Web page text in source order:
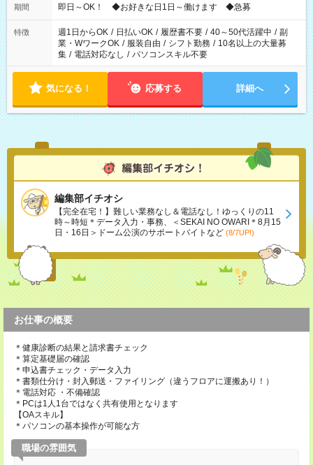
期間 即日～OK！ ◆お好きな日1日～働けます ◆急募
特徴 週1日からOK / 日払いOK / 履歴書不要 / 40～50代活躍中 / 副
業・WワークOK / 服装自由 / シフト勤務 / 10名以上の大量募
集 / 電話対応なし / パソコンスキル不要
気になる！ 応募する 詳細へ
編集部イチオシ
【完全在宅！】難しい業務なし＆電話なし！ゆっくりの11
時～時短＊データ入力・事務、＜SEKAI NO OWARI＊8月15
日・16日＞ドーム公演のサポートバイトなど (8/7UP!)
お仕事の概要
＊健康診断の結果と請求書チェック
＊算定基礎届の確認
＊申込書チェック・データ入力
＊書類仕分け・封入郵送・ファイリング（違うフロアに運搬あり！）
＊電話対応 ・不備確認
＊PCは1人1台ではなく共有使用となります
【OAスキル】
＊パソコンの基本操作が可能な方
職場の雰囲気